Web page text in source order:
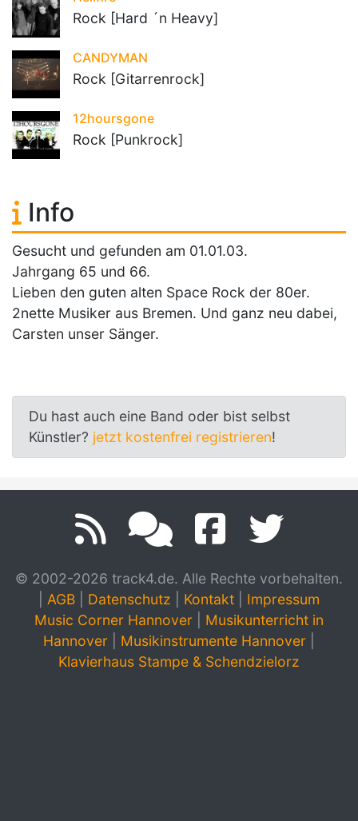
Rock [Hard ´n Heavy]
CANDYMAN
Rock [Gitarrenrock]
12hoursgone
Rock [Punkrock]
Info
Gesucht und gefunden am 01.01.03.
Jahrgang 65 und 66.
Lieben den guten alten Space Rock der 80er.
2nette Musiker aus Bremen. Und ganz neu dabei,
Carsten unser Sänger.
Du hast auch eine Band oder bist selbst
Künstler? jetzt kostenfrei registrieren!
© 2002-2026 track4.de. Alle Rechte vorbehalten.
AGB Datenschutz Kontakt
Impressum
Music Corner Hannover
Musikunterricht in
Hannover
Musikinstrumente Hannover
Klavierhaus Stampe & Schendzielorz